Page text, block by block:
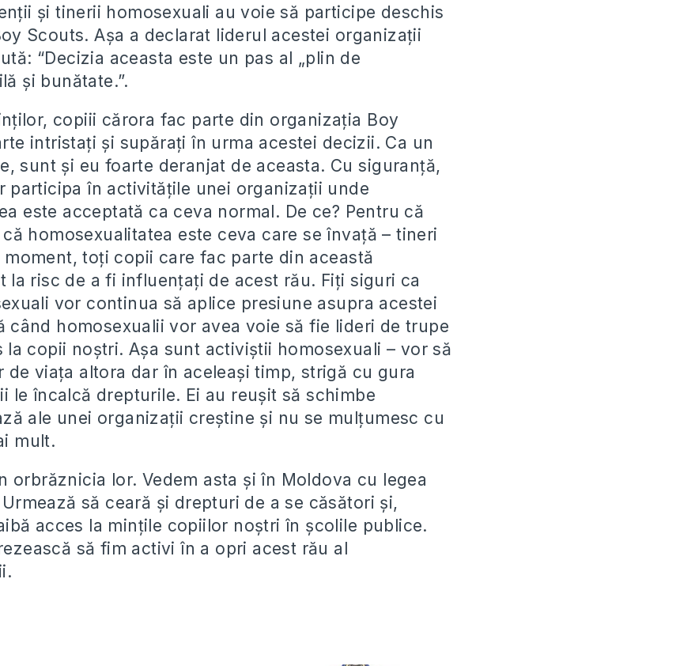
și tinerii homosexuali au voie să participe deschis
Scouts. Așa a declarat liderul acestei organizații
“Decizia aceasta este un pas al „plin de
și bunătate.”.
copiii cărora fac parte din organizația Boy
intristați și supărați în urma acestei decizii. Ca un
sunt și eu foarte deranjat de aceasta. Cu siguranță,
participa în activitățile unei organizații unde
este acceptată ca ceva normal. De ce? Pentru că
homosexualitatea este ceva care se învață – tineri
moment, toți copii care fac parte din această
la risc de a fi influențați de acest rău. Fiți siguri ca
vor continua să aplice presiune asupra acestei
când homosexualii vor avea voie să fie lideri de trupe
la copii noștri. Așa sunt activiștii homosexuali – vor să
de viața altora dar în aceleași timp, strigă cu gura
le încalcă drepturile. Ei au reușit să schimbe
ale unei organizații creștine și nu se mulțumesc cu
mult.
orbrăznicia lor. Vedem asta și în Moldova cu legea
să ceară și drepturi de a se căsători și,
acces la mințile copiilor noștri în școlile publice.
să fim activi în a opri acest rău al